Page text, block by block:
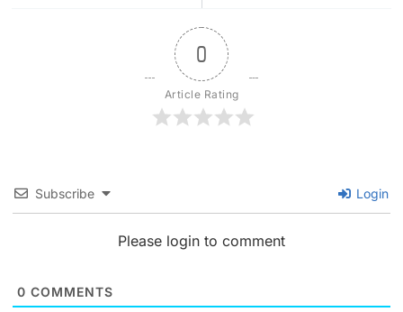
0
Article Rating
Subscribe Login
Please login to comment
0 COMMENTS